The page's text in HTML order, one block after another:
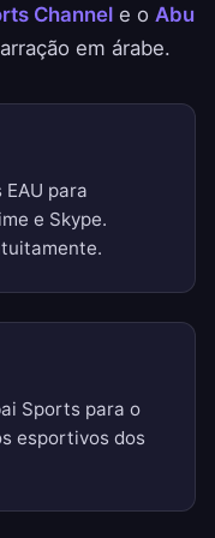
Channel e o Abu
em árabe.
para
e Skype.
Sports para o
esportivos dos